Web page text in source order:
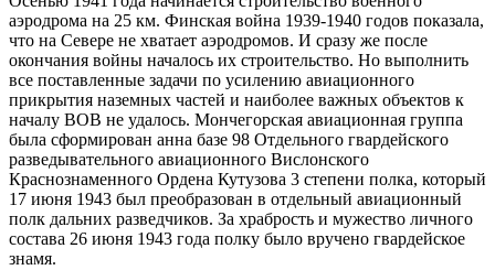
аэродрома на 25 км. Финская война 1939-1940 годов показала,
что на Севере не хватает аэродромов. И сразу же после
окончания войны началось их строительство. Но выполнить
все поставленные задачи по усилению авиационного
прикрытия наземных частей и наиболее важных объектов к
началу ВОВ не удалось. Мончегорская авиационная группа
была сформирован анна базе 98 Отдельного гвардейского
разведывательного авиационного Вислонского
Краснознаменного Ордена Кутузова 3 степени полка, который
17 июня 1943 был преобразован в отдельный авиационный
полк дальних разведчиков. За храбрость и мужество личного
состава 26 июня 1943 года полку было вручено гвардейское
знамя.